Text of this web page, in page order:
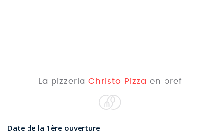
La pizzeria Christo Pizza en bref
Date de la 1ère ouverture